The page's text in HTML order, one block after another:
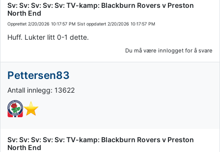
Sv: Sv: Sv: Sv: Sv: TV-kamp: Blackburn Rovers v Preston
North End
Opprettet 2/20/2026 10:17:57 PM Sist oppdatert 2/20/2026 10:17:57 PM
Huff. Lukter litt 0-1 dette.
Du må være innlogget for å svare
Pettersen83
Antall innlegg: 13622
Sv: Sv: Sv: Sv: Sv: TV-kamp: Blackburn Rovers v Preston
North End